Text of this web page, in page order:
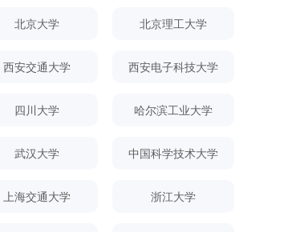
质择优录取。（四）培养类别全部为全日制非定向
学籍管理联合培养学生学籍隶属于上海交通大学，
（二）培养阶段划分培养过程分为两个主要阶段：
进入苏州实验室，依托其重大科研任务开展课题研
的，将获发上海交通大学博士研究生毕业证书并授
生章程》中列出的各项基本条件。2.具备较强的科
份由正高级职称专家亲笔书写的推荐信，专业领域
具。4.以同等学力身份报考者，其科研成果须同时
科领域内发表期刊文章，其中至少1篇为A级、1篇
成人获得省部级二等奖及以上科研成果奖励（以证
才兼备、科技报国的远大志向，增强社会责任感和
合。同时，学校制定《关于进一步加强研究生教育
诚信与学术道德教育，弘扬科学精神。学校坚
心，将思想政治教育贯穿研究生培养全过程。通过
北京大学 北京理工大学
西安交通大学 西安电子科技大学
四川大学 哈尔滨工业大学
武汉大学 中国科学技术大学
上海交通大学 浙江大学